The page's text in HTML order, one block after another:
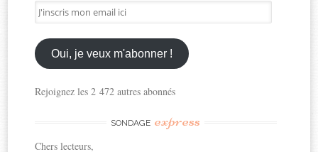
J'inscris
mon
email
ici
Oui, je veux m'abonner !
Rejoignez les 2 472 autres abonnés
SONDAGE express
Chers lecteurs,